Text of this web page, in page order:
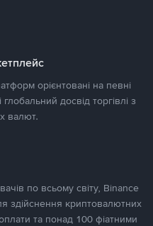
орієнтовані на певні
досвід торгівлі з
валют.
по всьому світу, Binance
здійснення криптовалютних
та понад 100 фіатними